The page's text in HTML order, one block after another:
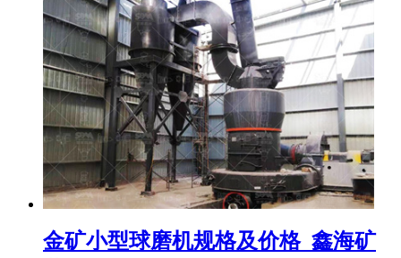
金矿小型球磨机规格及价格_鑫海矿